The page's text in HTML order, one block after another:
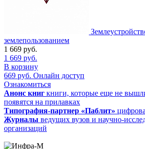
землепользованием
1 669 руб.
1 669 руб.
В корзину
669 руб. Онлайн доступ
Ознакомиться
Анонс книг книги, которые еще не
появятся на прилавках
Типография-партнер «Паблит»
Журналы ведущих вузов и научно-
организаций